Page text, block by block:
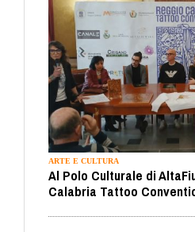
ARTE E CULTURA
Al Polo Culturale di
Calabria Tattoo